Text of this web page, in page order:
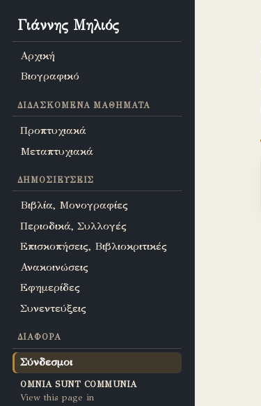
Γιάννης Μηλιός
Αρχική
Βιογραφικό
ΔΙΔΑΣΚΌΜΕΝΑ ΜΑΘΉΜΑΤΑ
Προπτυχιακά
Μεταπτυχιακά
ΔΗΜΟΣΙΕΎΣΕΙΣ
Βιβλία, Μονογραφίες
Περιοδικά, Συλλογές
Επισκοπήσεις, Βιβλιοκριτικές
Ανακοινώσεις
Εφημερίδες
Συνεντεύξεις
ΔΙΆΦΟΡΑ
Σύνδεσμοι
OMNIA SUNT COMMUNIA
View this page in